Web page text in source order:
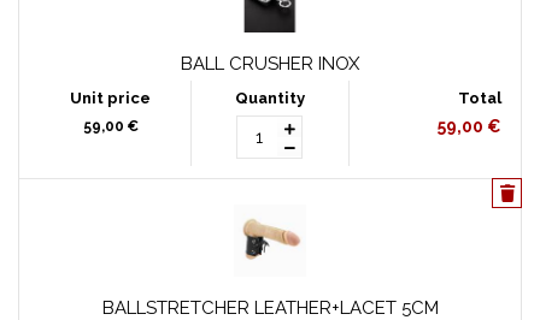
BALL CRUSHER INOX
59,00 € 59,00 €
BALLSTRETCHER LEATHER+LACET 5CM